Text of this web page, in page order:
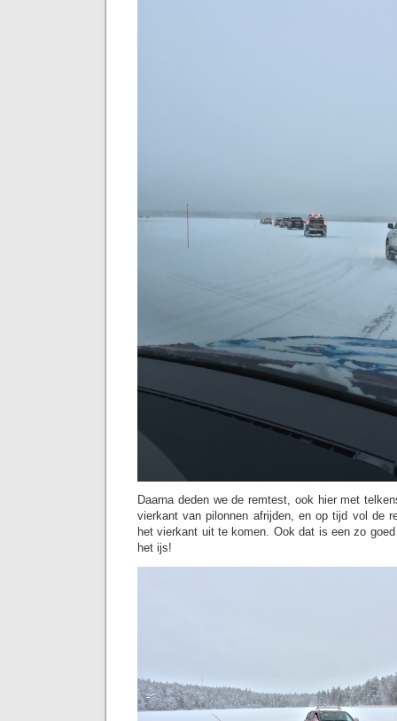
Daarna deden we de remtest, ook hier met
vierkant van pilonnen afrijden, en op tijd vol de
het vierkant uit te komen. Ook dat is een zo
het ijs!